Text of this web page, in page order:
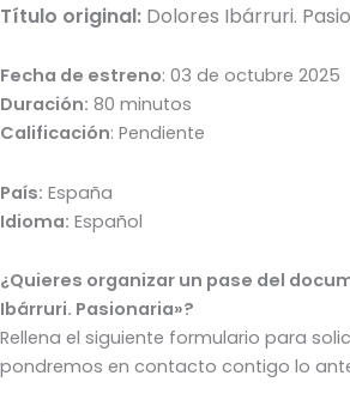
Título original: Dolores Ibárruri.
Fecha de estreno: 03 de octubre 2025
Duración: 80 minutos
Calificación: Pendiente
País: España
Idioma: Español
¿Quieres organizar un pase del
Ibárruri. Pasionaria»?
Rellena el siguiente formulario para
pondremos en contacto contigo lo